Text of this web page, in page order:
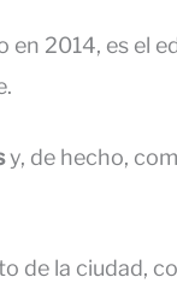
en 2014, es el
y, de hecho,
de la ciudad,